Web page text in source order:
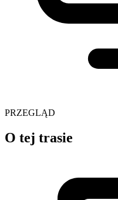
PRZEGLĄD
O tej trasie